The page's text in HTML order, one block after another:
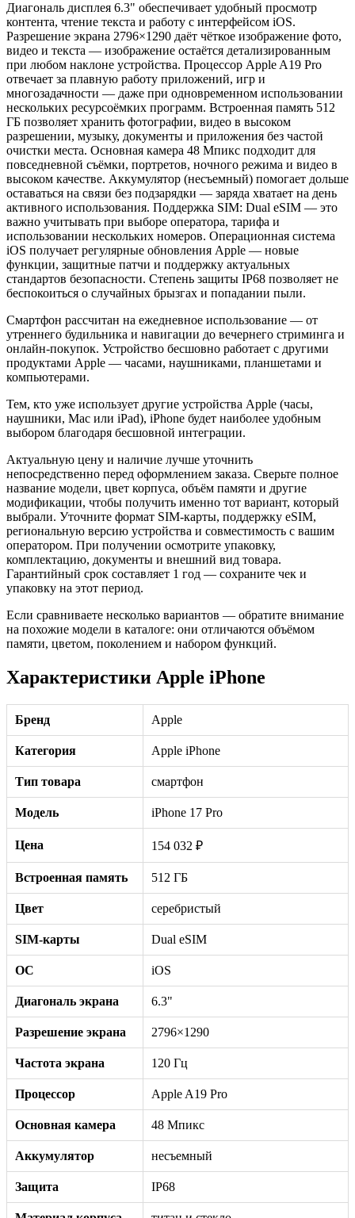
Диагональ дисплея 6.3" обеспечивает удобный просмотр
контента, чтение текста и работу с интерфейсом iOS.
Разрешение экрана 2796×1290 даёт чёткое изображение фото,
видео и текста — изображение остаётся детализированным
при любом наклоне устройства. Процессор Apple A19 Pro
отвечает за плавную работу приложений, игр и
многозадачности — даже при одновременном использовании
нескольких ресурсоёмких программ. Встроенная память 512
ГБ позволяет хранить фотографии, видео в высоком
разрешении, музыку, документы и приложения без частой
очистки места. Основная камера 48 Мпикс подходит для
повседневной съёмки, портретов, ночного режима и видео в
высоком качестве. Аккумулятор (несъемный) помогает дольше
оставаться на связи без подзарядки — заряда хватает на день
активного использования. Поддержка SIM: Dual eSIM — это
важно учитывать при выборе оператора, тарифа и
использовании нескольких номеров. Операционная система
iOS получает регулярные обновления Apple — новые
функции, защитные патчи и поддержку актуальных
стандартов безопасности. Степень защиты IP68 позволяет не
беспокоиться о случайных брызгах и попадании пыли.
Смартфон рассчитан на ежедневное использование — от
утреннего будильника и навигации до вечернего стриминга и
онлайн-покупок. Устройство бесшовно работает с другими
продуктами Apple — часами, наушниками, планшетами и
компьютерами.
Тем, кто уже использует другие устройства Apple (часы,
наушники, Mac или iPad), iPhone будет наиболее удобным
выбором благодаря бесшовной интеграции.
Актуальную цену и наличие лучше уточнить
непосредственно перед оформлением заказа. Сверьте полное
название модели, цвет корпуса, объём памяти и другие
модификации, чтобы получить именно тот вариант, который
выбрали. Уточните формат SIM-карты, поддержку eSIM,
региональную версию устройства и совместимость с вашим
оператором. При получении осмотрите упаковку,
комплектацию, документы и внешний вид товара.
Гарантийный срок составляет 1 год — сохраните чек и
упаковку на этот период.
Если сравниваете несколько вариантов — обратите внимание
на похожие модели в каталоге: они отличаются объёмом
памяти, цветом, поколением и набором функций.
Характеристики Apple iPhone
Бренд Apple
Категория Apple iPhone
Тип товара смартфон
Модель iPhone 17 Pro
Цена 154 032 ₽
Встроенная память 512 ГБ
Цвет серебристый
SIM-карты Dual eSIM
ОС iOS
Диагональ экрана 6.3"
Разрешение экрана 2796×1290
Частота экрана 120 Гц
Процессор Apple A19 Pro
Основная камера 48 Мпикс
Аккумулятор несъемный
Защита IP68